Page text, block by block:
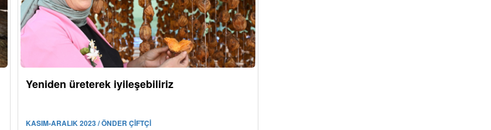
Yeniden üreterek iyileşebiliriz
KASIM-ARALIK 2023 / ÖNDER ÇİFTÇİ